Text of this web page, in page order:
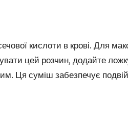
кислоти в крові. Для
цей розчин, додайте
Ця суміш забезпечує